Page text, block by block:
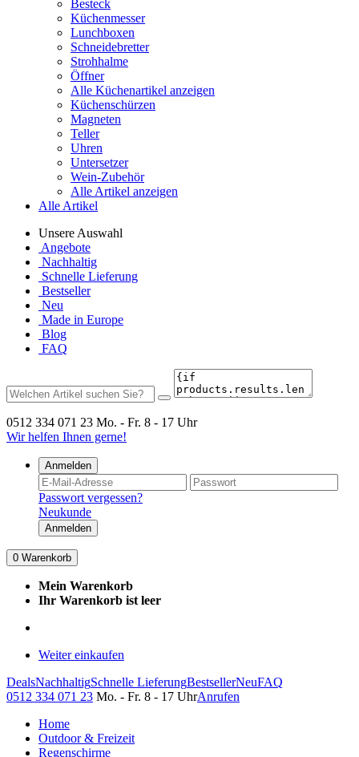
Besteck
Küchenmesser
Lunchboxen
Schneidebretter
Strohhalme
Öffner
Alle Küchenartikel anzeigen
Küchenschürzen
Magneten
Teller
Uhren
Untersetzer
Wein-Zubehör
Alle Artikel anzeigen
Alle Artikel
Unsere Auswahl
Angebote
Nachhaltig
Schnelle Lieferung
Bestseller
Neu
Made in Europe
Blog
FAQ
0512 334 071 23 Mo. - Fr. 8 - 17 Uhr
Wir helfen Ihnen gerne!
Anmelden
Passwort vergessen?
Neukunde
Anmelden
0 Warenkorb
Mein Warenkorb
Ihr Warenkorb ist leer
Weiter einkaufen
DealsNachhaltigSchnelle LieferungBestsellerNeuFAQ
0512 334 071 23 Mo. - Fr. 8 - 17 UhrAnrufen
Home
Outdoor & Freizeit
Regenschirme